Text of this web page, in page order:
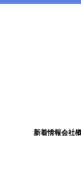
新着情報会社